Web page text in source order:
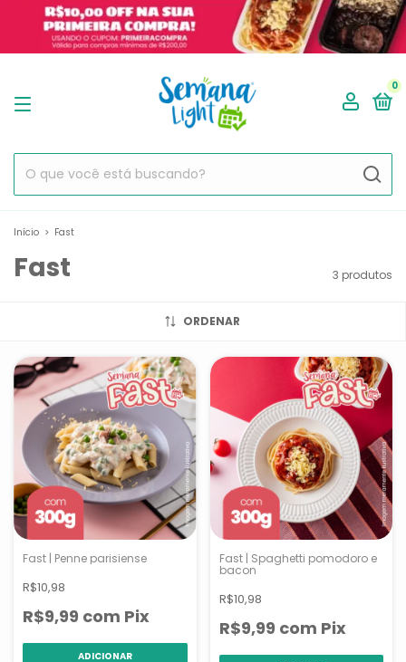
0
Início > Fast
Fast 3 produtos
ORDENAR
Fast | Penne parisiense
R$10,98
R$9,99 com Pix
Fast | Spaghetti pomodoro e
bacon
R$10,98
R$9,99 com Pix